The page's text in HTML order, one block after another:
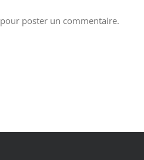
pour poster un commentaire.